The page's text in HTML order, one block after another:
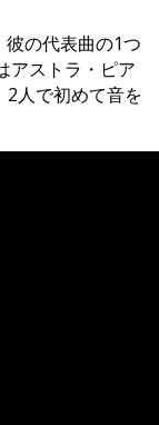
彼の代表曲の1つ
アストラ・ピア
2人で初めて音を